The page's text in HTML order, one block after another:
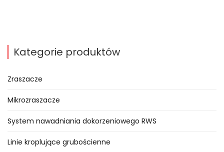
procesów nawadniających. Warto,
10 minut dokonuje pomiaru
glebie. Opisy wyżej wymienionych
Kategorie produktów
Zraszacze
Mikrozraszacze
System nawadniania dokorzeniowego RWS
Linie kroplujące grubościenne